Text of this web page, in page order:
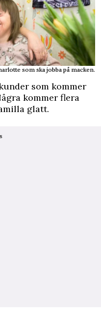
som ska jobba på macken.
som kommer
kommer flera
glatt.